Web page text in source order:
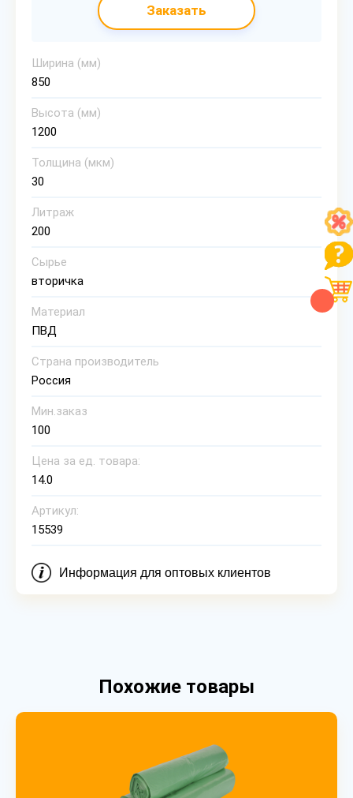
Заказать
Ширина (мм)
850
Высота (мм)
1200
Толщина (мкм)
30
Литраж
200
Сырье
вторичка
Материал
ПВД
Страна производитель
Россия
Мин.заказ
100
Цена за ед. товара:
14.0
Артикул:
15539
Информация для оптовых клиентов
Похожие товары